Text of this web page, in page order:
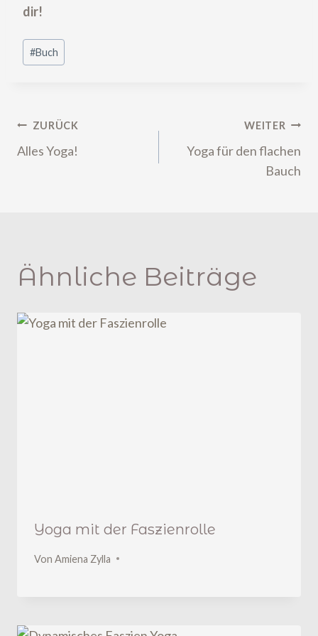
dir!
Schlagworte:
#Buch
Beitragsnavigation
ZURÜCK
Alles Yoga!
WEITER
Yoga für den flachen
Bauch
Ähnliche Beiträge
Yoga mit der Faszienrolle
Von Amiena Zylla